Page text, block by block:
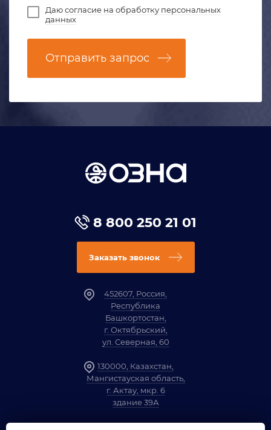
Даюсогласие на обработку персональных
данных
Отправить запрос
8 800 250 21 01
Заказать звонок
452607, Россия,
Республика
Башкортостан,
г. Октябрьский,
ул. Северная, 60
130000, Казахстан,
Мангистауская область,
г. Актау, мкр. 6
здание 39А